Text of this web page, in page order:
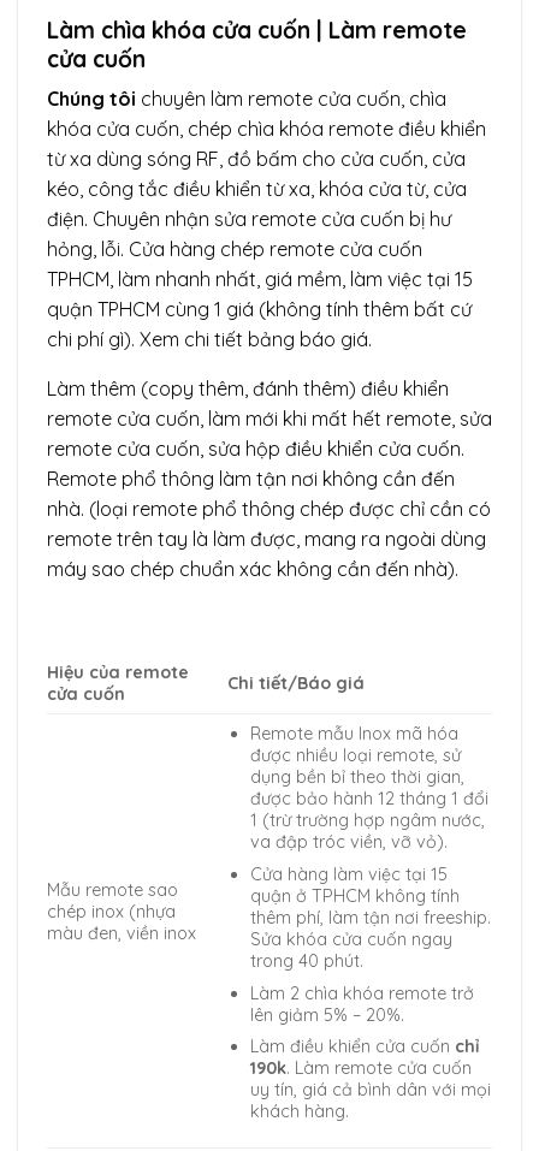
Làm chìa khóa cửa cuốn | Làm remote
cửa cuốn
Chúng tôi chuyên làm remote cửa cuốn, chìa
khóa cửa cuốn, chép chìa khóa remote điều khiển
từ xa dùng sóng RF, đồ bấm cho cửa cuốn, cửa
kéo, công tắc điều khiển từ xa, khóa cửa từ, cửa
điện. Chuyên nhận sửa remote cửa cuốn bị hư
hỏng, lỗi. Cửa hàng chép remote cửa cuốn
TPHCM, làm nhanh nhất, giá mềm, làm việc tại 15
quận TPHCM cùng 1 giá (không tính thêm bất cứ
chi phí gì). Xem chi tiết bảng báo giá.
Làm thêm (copy thêm, đánh thêm) điều khiển
remote cửa cuốn, làm mới khi mất hết remote, sửa
remote cửa cuốn, sửa hộp điều khiển cửa cuốn.
Remote phổ thông làm tận nơi không cần đến
nhà. (loại remote phổ thông chép được chỉ cần có
remote trên tay là làm được, mang ra ngoài dùng
máy sao chép chuẩn xác không cần đến nhà).
Hiệu của remote
cửa cuốn
Chi tiết/Báo giá
Mẫu remote sao
chép inox (nhựa
màu đen, viền inox
Remote mẫu Inox mã hóa
được nhiều loại remote, sử
dụng bền bỉ theo thời gian,
được bảo hành 12 tháng 1 đổi
1 (trừ trường hợp ngâm nước,
va đập tróc viền, vỡ vỏ).
Cửa hàng làm việc tại 15
quận ở TPHCM không tính
thêm phí, làm tận nơi freeship.
Sửa khóa cửa cuốn ngay
trong 40 phút.
Làm 2 chìa khóa remote trở
lên giảm 5% – 20%.
Làm điều khiển cửa cuốn chỉ
190k. Làm remote cửa cuốn
uy tín, giá cả bình dân với mọi
khách hàng.